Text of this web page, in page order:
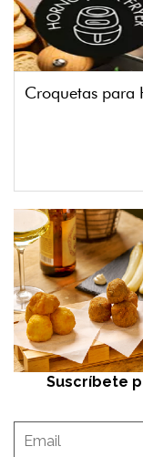
Croquetas para
Suscríbete